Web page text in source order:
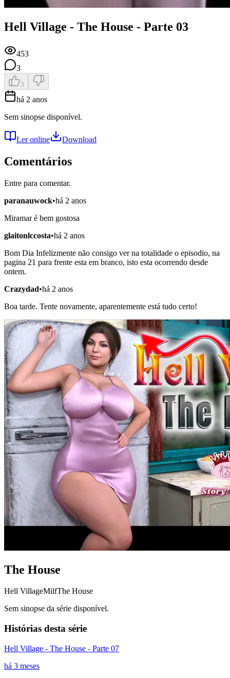
Hell Village - The House - Parte 03
453
3
3
há 2 anos
Sem sinopse disponível.
Ler online Download
Comentários
Entre para comentar.
paranauwock•há 2 anos
Miramar é bem gostosa
glaitonlccosta•há 2 anos
Bom Dia Infelizmente não consigo ver na totalidade o episodio, na
pagina 21 para frente esta em branco, isto esta ocorrendo desde
ontem.
Crazydad•há 2 anos
Boa tarde. Tente novamente, aparentemente está tudo certo!
The House
Hell VillageMilfThe House
Sem sinopse da série disponível.
Histórias desta série
Hell Village - The House - Parte 07
há 3 meses